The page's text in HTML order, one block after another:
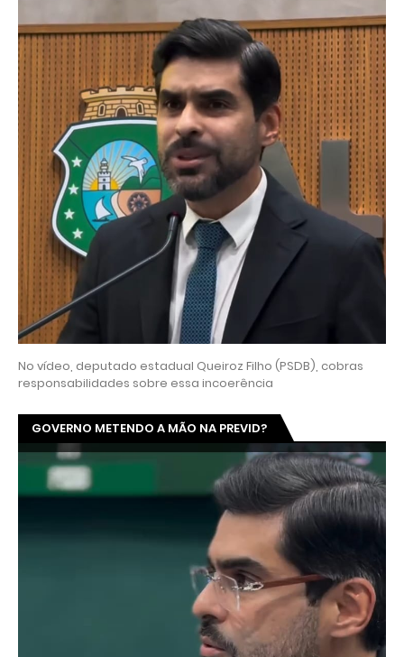
No vídeo, deputado estadual Queiroz Filho (PSDB), cobras
responsabilidades sobre essa incoerência
GOVERNO METENDO A MÃO NA PREVID?